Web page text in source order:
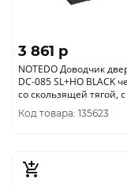
3 861 p
NOTEDO Доводчик
DC-085 SL+HO BLACK
со скользящей тягой, с фикс.
до 80 кг (10)
Код товара: 135623